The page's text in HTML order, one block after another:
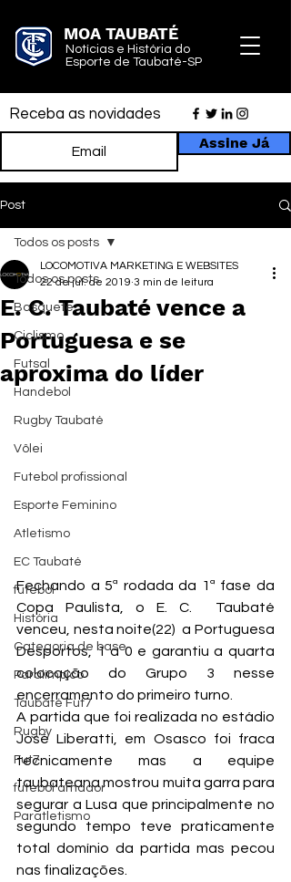
MOA TAUBATÉ
Notícias e História do
Esporte de Taubaté-SP
Receba as novidades
Assine Já
Post
Todos os posts
Basquete
Ciclismo
Futsal
Handebol
Rugby Taubaté
Vôlei
Futebol profissional
Esporte Feminino
Atletismo
EC Taubaté
futebol
História
Categoria de base
Paralímpico
Taubaté Fut7
Rugby
Fut7
futebol amador
Paratletismo
Todos os posts
E. C. Taubaté vence a
Portuguesa e se
aproxima do líder
LOCOMOTIVA MARKETING E WEBSITES
22 de jul. de 2019 3 min de leitura
Fechando a 5ª rodada da 1ª fase da
Copa Paulista, o E. C.  Taubaté
venceu, nesta noite(22)  a Portuguesa
Desportos, 1 a 0 e garantiu a quarta
colocação do Grupo 3 nesse
encerramento do primeiro turno.
A partida que foi realizada no estádio
José Liberatti, em Osasco foi fraca
tecnicamente mas a equipe
taubateana mostrou muita garra para
segurar a Lusa que principalmente no
segundo tempo teve praticamente
total domínio da partida mas pecou
nas finalizações.